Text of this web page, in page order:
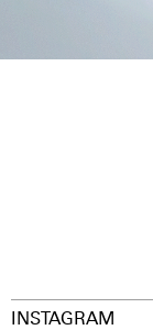
INSTAGRAM